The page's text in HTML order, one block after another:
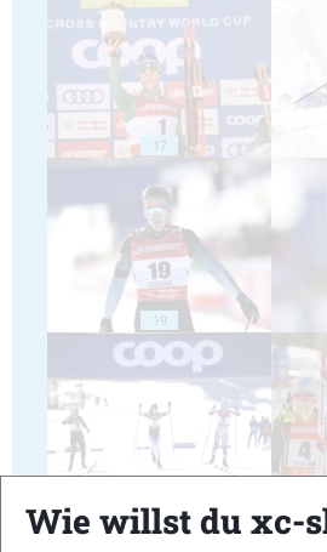
17
19
Wie willst du xc-